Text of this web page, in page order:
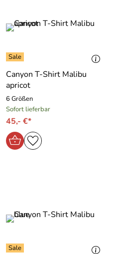
Canyon T-Shirt Malibu
apricot
6 Größen
Sofort lieferbar
45,- €*